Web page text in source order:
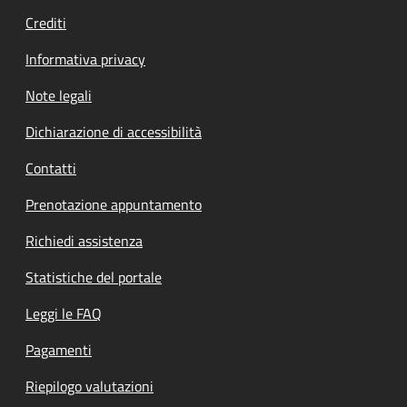
Crediti
Informativa privacy
Note legali
Dichiarazione di accessibilità
Contatti
Prenotazione appuntamento
Richiedi assistenza
Statistiche del portale
Leggi le FAQ
Pagamenti
Riepilogo valutazioni